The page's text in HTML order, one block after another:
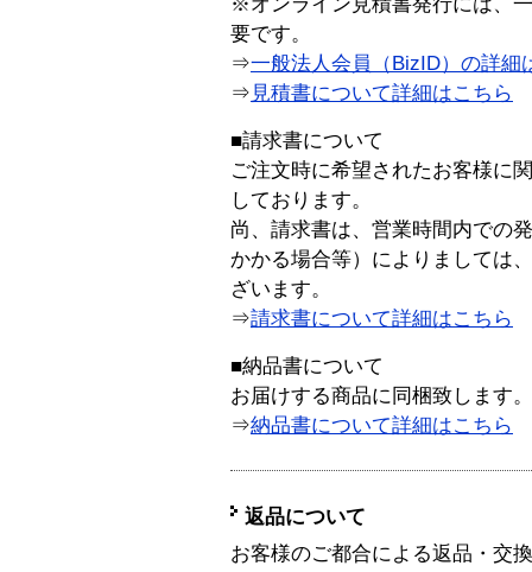
※オンライン見積書発行には、
要です。
⇒一般法人会員（BizID）の詳細
⇒ 見積書について詳細はこちら
■請求書について
ご注文時に希望されたお客様に
しております。
尚、請求書は、営業時間内での
かかる場合等）によりましては
ざいます。
⇒請求書について詳細はこちら
■納品書について
お届けする商品に同梱致します。
⇒納品書について詳細はこちら
返品について
お客様のご都合による返品・交